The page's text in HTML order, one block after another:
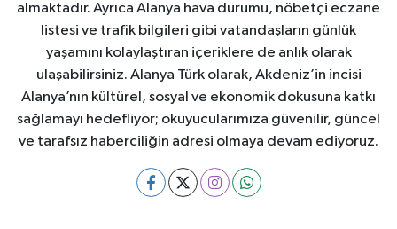
almaktadır. Ayrıca Alanya hava durumu, nöbetçi eczane
listesi ve trafik bilgileri gibi vatandaşların günlük
yaşamını kolaylaştıran içeriklere de anlık olarak
ulaşabilirsiniz. Alanya Türk olarak, Akdeniz’in incisi
Alanya’nın kültürel, sosyal ve ekonomik dokusuna katkı
sağlamayı hedefliyor; okuyucularımıza güvenilir, güncel
ve tarafsız haberciliğin adresi olmaya devam ediyoruz.